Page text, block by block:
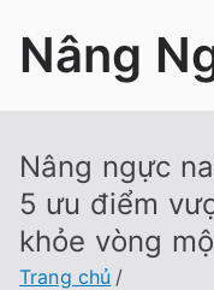
Nâng
Nâng ngực
5 ưu điểm
khỏe vòng
Trang chủ